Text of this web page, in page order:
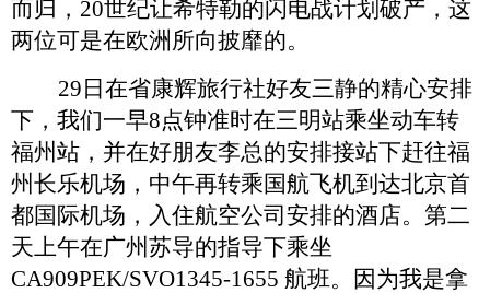
而归，20世纪让希特勒的闪电战计划破产，这
两位可是在欧洲所向披靡的。
29日在省康辉旅行社好友三静的精心安排
下，我们一早8点钟准时在三明站乘坐动车转
福州站，并在好朋友李总的安排接站下赶往福
州长乐机场，中午再转乘国航飞机到达北京首
都国际机场，入住航空公司安排的酒店。第二
天上午在广州苏导的指导下乘坐
CA909PEK/SVO1345-1655 航班。因为我是拿